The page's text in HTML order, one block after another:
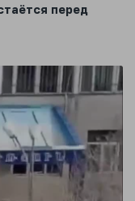
перед